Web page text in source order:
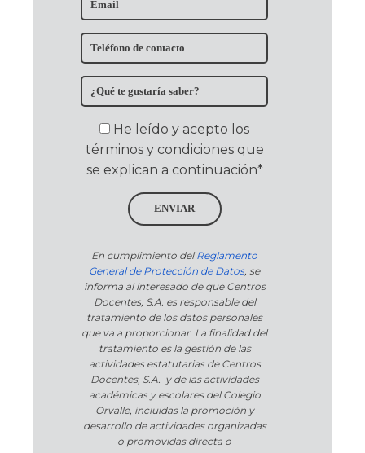
He leído y acepto los
términos y condiciones que
se explican a continuación*
ENVIAR
En cumplimiento delReglamento
General de Protección de Datos, se
informa al interesado de que Centros
Docentes, S.A. es responsable del
tratamiento de los datos personales
que va a proporcionar. La finalidad del
tratamiento es la gestión de las
actividades estatutarias de Centros
Docentes, S.A. y de las actividades
académicas y escolares del Colegio
Orvalle, incluidas la promoción y
desarrollo de actividades organizadas
o promovidas directa o